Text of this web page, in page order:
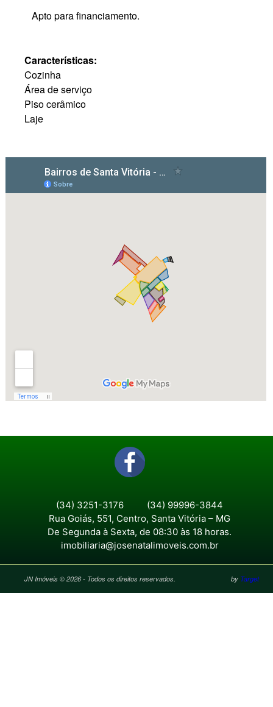
Apto para financiamento.
Características:
Cozinha
Área de serviço
Piso cerâmico
Laje
(34) 3251-3176
(34) 99996-3844
Rua Goiás, 551, Centro, Santa Vitória – MG
De Segunda à Sexta, de 08:30 às 18 horas.
imobiliaria@josenatalimoveis.com.br
JN Imóveis © 2026 - Todos os direitos reservados. by Target